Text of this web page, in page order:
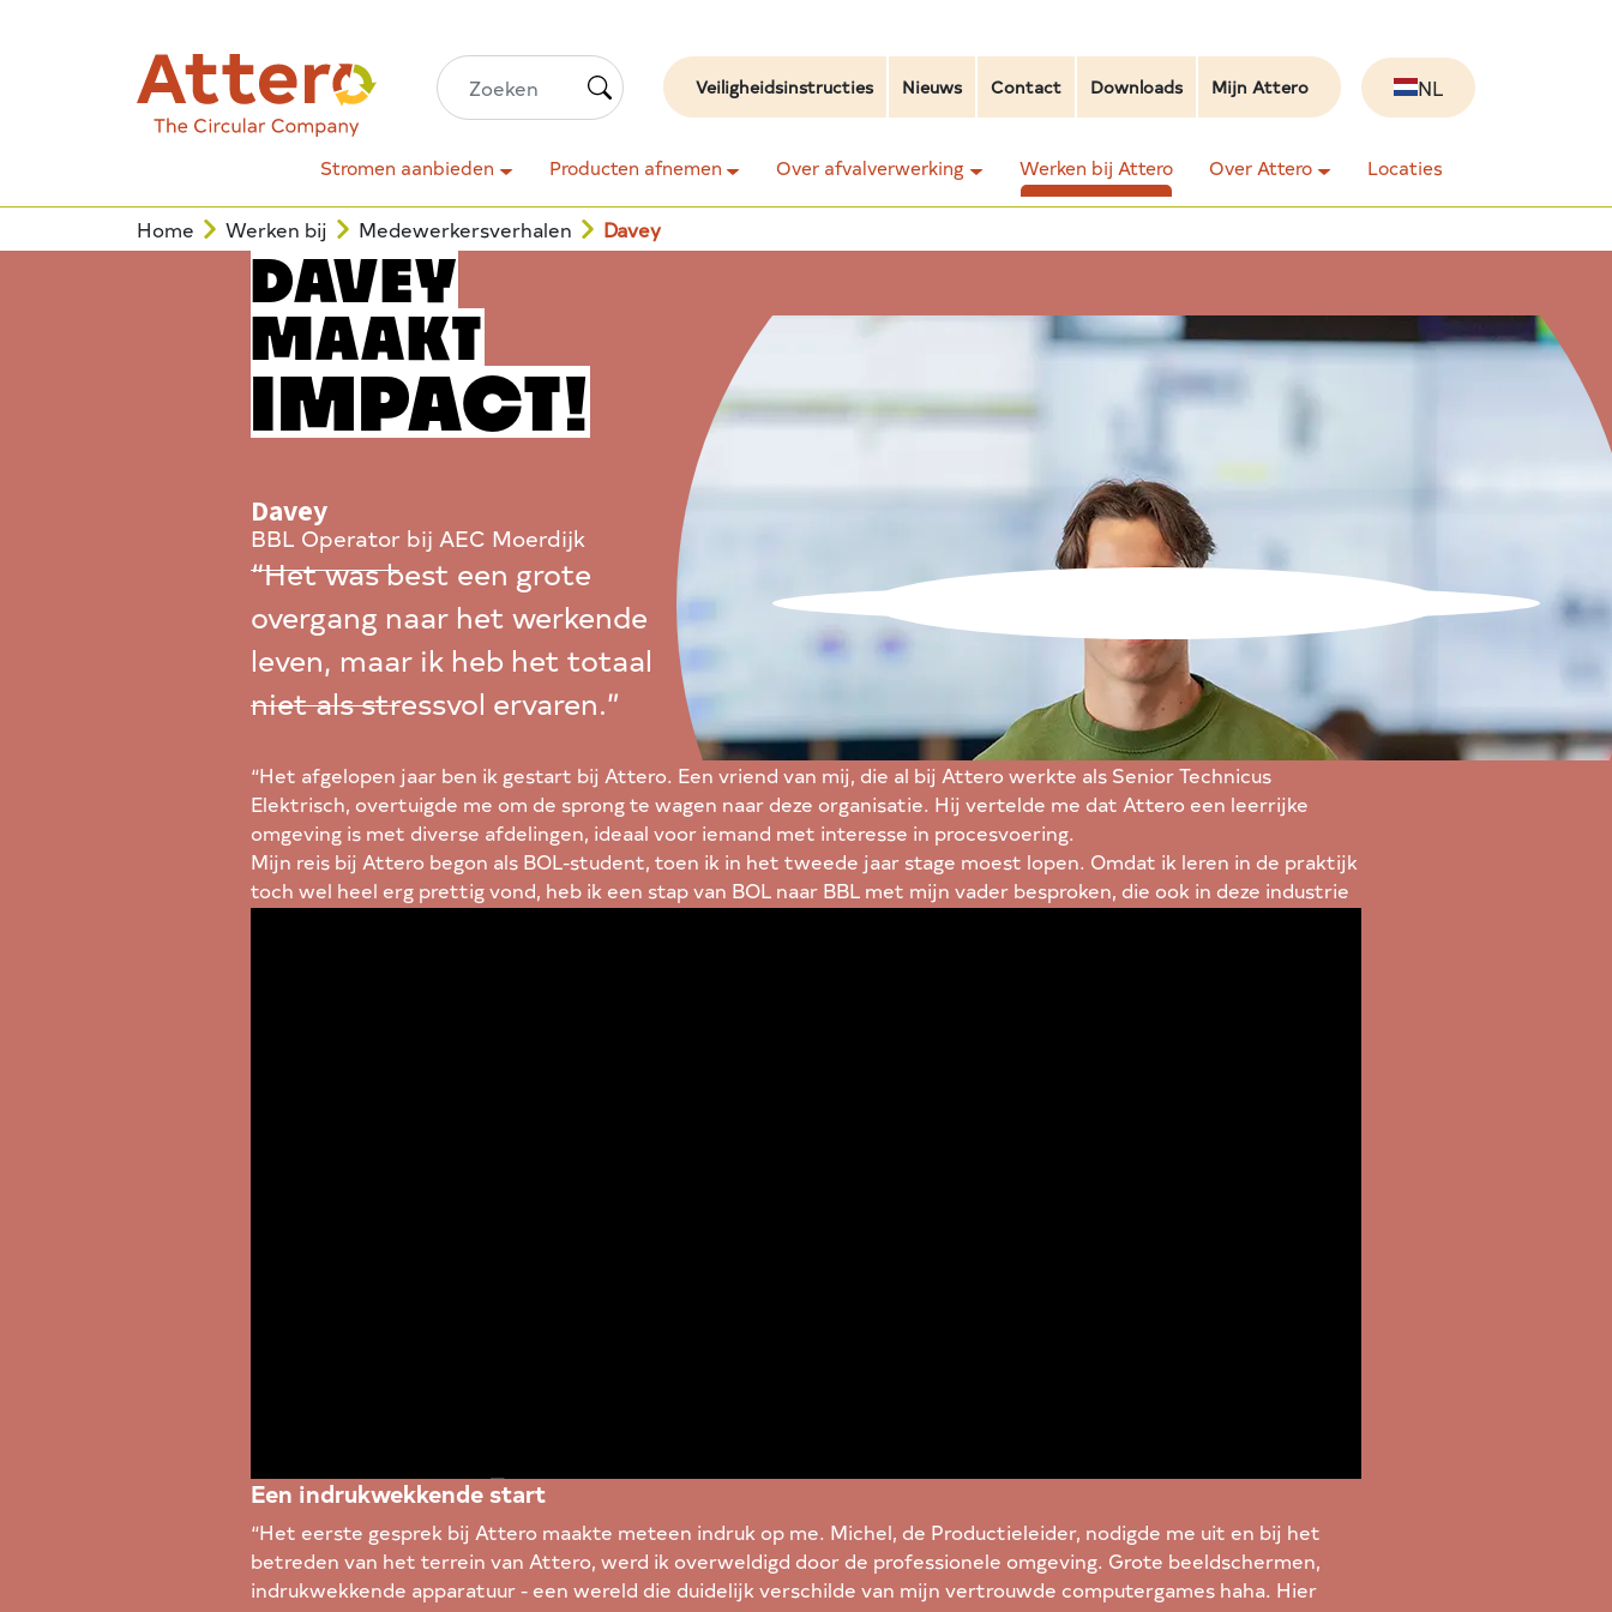
Veiligheidsinstructies Nieuws Contact Downloads Mijn Attero NL
Stromen aanbieden Producten afnemen Over afvalverwerking Werken bij Attero Over Attero Locaties
Home Werken bij Medewerkersverhalen Davey
DAVEY
MAAKT
IMPACT!
Davey
BBL Operator bij AEC Moerdijk
“Het was best een grote
overgang naar het werkende
leven, maar ik heb het totaal
niet als stressvol ervaren.”
“Het afgelopen jaar ben ik gestart bij Attero. Een vriend van mij, die al bij Attero werkte als Senior Technicus
Elektrisch, overtuigde me om de sprong te wagen naar deze organisatie. Hij vertelde me dat Attero een leerrijke
omgeving is met diverse afdelingen, ideaal voor iemand met interesse in procesvoering.
Mijn reis bij Attero begon als BOL-student, toen ik in het tweede jaar stage moest lopen. Omdat ik leren in de praktijk
toch wel heel erg prettig vond, heb ik een stap van BOL naar BBL met mijn vader besproken, die ook in deze industrie
Een indrukwekkende start
“Het eerste gesprek bij Attero maakte meteen indruk op me. Michel, de Productieleider, nodigde me uit en bij het
betreden van het terrein van Attero, werd ik overweldigd door de professionele omgeving. Grote beeldschermen,
indrukwekkende apparatuur - een wereld die duidelijk verschilde van mijn vertrouwde computergames haha. Hier